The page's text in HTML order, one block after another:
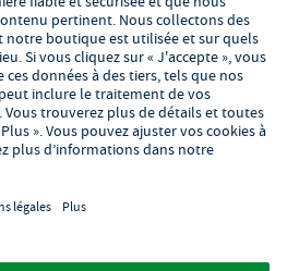
net. Jusqu'à cette date, les frais
TVA).
et équipement de restauration -
/Mentions légales